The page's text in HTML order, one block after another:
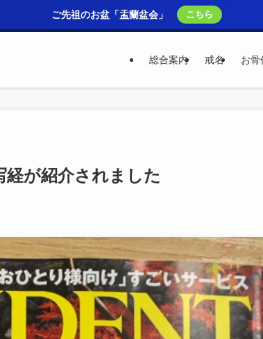
ご先祖のお盆「盂蘭盆会」 こちら
総合案内 戒名 お骨
経が紹介されました